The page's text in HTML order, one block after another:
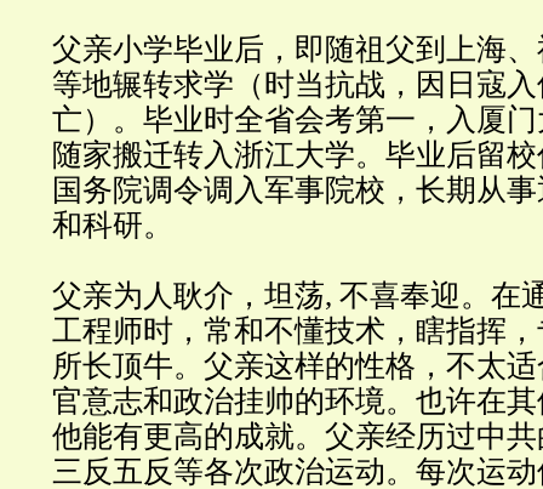
父亲小学毕业后，即随祖父到上海
等地辗转求学（时当抗战，因日寇
亡）。毕业时全省会考第一，入厦
随家搬迁转入浙江大学。毕业后留
国务院调令调入军事院校，长期从
和科研。
父亲为人耿介，坦荡, 不喜奉迎。在
工程师时，常和不懂技术，瞎指挥
所长顶牛。父亲这样的性格，不太
官意志和政治挂帅的环境。也许在
他能有更高的成就。父亲经历过中
三反五反等各次政治运动。每次运